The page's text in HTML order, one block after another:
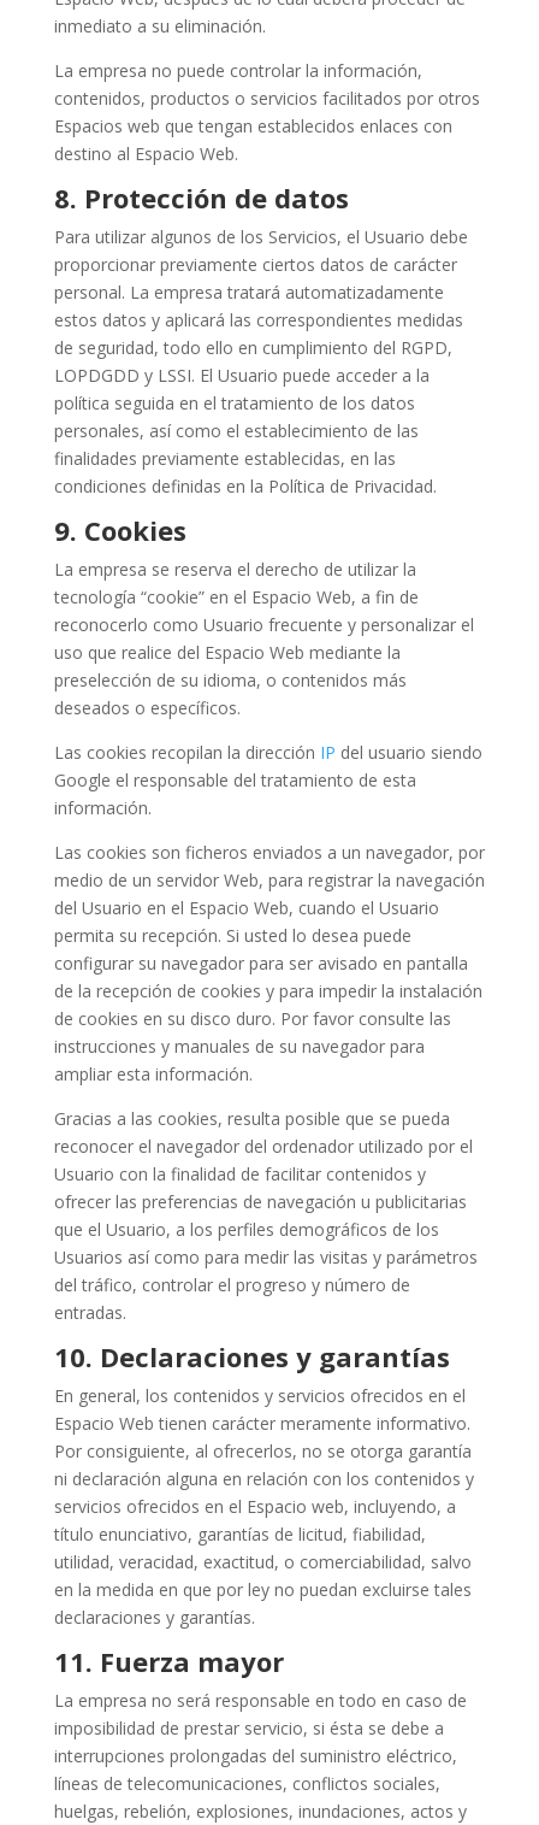
inmediato a su eliminación.
La empresa no puede controlar la información,
contenidos, productos o servicios facilitados por otros
Espacios web que tengan establecidos enlaces con
destino al Espacio Web.
8. Protección de datos
Para utilizar algunos de los Servicios, el Usuario debe
proporcionar previamente ciertos datos de carácter
personal. La empresa tratará automatizadamente
estos datos y aplicará las correspondientes medidas
de seguridad, todo ello en cumplimiento del RGPD,
LOPDGDD y LSSI. El Usuario puede acceder a la
política seguida en el tratamiento de los datos
personales, así como el establecimiento de las
finalidades previamente establecidas, en las
condiciones definidas en la Política de Privacidad.
9. Cookies
La empresa se reserva el derecho de utilizar la
tecnología “cookie” en el Espacio Web, a fin de
reconocerlo como Usuario frecuente y personalizar el
uso que realice del Espacio Web mediante la
preselección de su idioma, o contenidos más
deseados o específicos.
Las cookies recopilan la dirección IP del usuario siendo
Google el responsable del tratamiento de esta
información.
Las cookies son ficheros enviados a un navegador, por
medio de un servidor Web, para registrar la navegación
del Usuario en el Espacio Web, cuando el Usuario
permita su recepción. Si usted lo desea puede
configurar su navegador para ser avisado en pantalla
de la recepción de cookies y para impedir la instalación
de cookies en su disco duro. Por favor consulte las
instrucciones y manuales de su navegador para
ampliar esta información.
Gracias a las cookies, resulta posible que se pueda
reconocer el navegador del ordenador utilizado por el
Usuario con la finalidad de facilitar contenidos y
ofrecer las preferencias de navegación u publicitarias
que el Usuario, a los perfiles demográficos de los
Usuarios así como para medir las visitas y parámetros
del tráfico, controlar el progreso y número de
entradas.
10. Declaraciones y garantías
En general, los contenidos y servicios ofrecidos en el
Espacio Web tienen carácter meramente informativo.
Por consiguiente, al ofrecerlos, no se otorga garantía
ni declaración alguna en relación con los contenidos y
servicios ofrecidos en el Espacio web, incluyendo, a
título enunciativo, garantías de licitud, fiabilidad,
utilidad, veracidad, exactitud, o comerciabilidad, salvo
en la medida en que por ley no puedan excluirse tales
declaraciones y garantías.
11. Fuerza mayor
La empresa no será responsable en todo en caso de
imposibilidad de prestar servicio, si ésta se debe a
interrupciones prolongadas del suministro eléctrico,
líneas de telecomunicaciones, conflictos sociales,
huelgas, rebelión, explosiones, inundaciones, actos y